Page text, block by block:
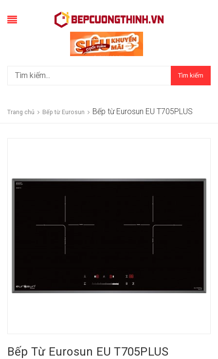
Tìm kiếm
Trang chủ Bếp từ Eurosun Bếp từ Eurosun EU T705PLUS
Bếp Từ Eurosun EU T705PLUS